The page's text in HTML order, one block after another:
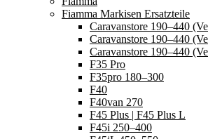
Fiamma Markisen Ersatzteile
Caravanstore 190–440
Caravanstore 190–440
Caravanstore 190–440
F35 Pro
F35pro 180–300
F40
F40van 270
F45 Plus | F45 Plus L
F45i 250–400